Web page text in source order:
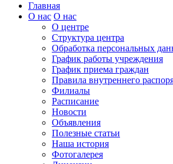
Главная
О нас О нас
О центре
Структура центра
Обработка персональных
График работы учреждения
График приема граждан
Правила внутреннего
Филиалы
Расписание
Новости
Объявления
Полезные статьи
Наша история
Фотогалерея